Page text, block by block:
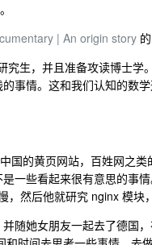
| An origin story
究生，并且准备攻读博士
事情。这和我们认知的数
国的黄页网站，百姓网之
一些看起来很有意思的事
，然后他就研究 nginx 模块
随她女朋友一起去了德国